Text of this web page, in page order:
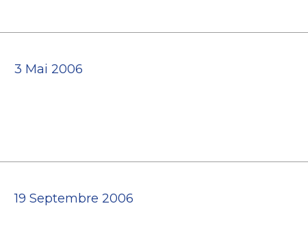
3 Mai 2006
19 Septembre 2006